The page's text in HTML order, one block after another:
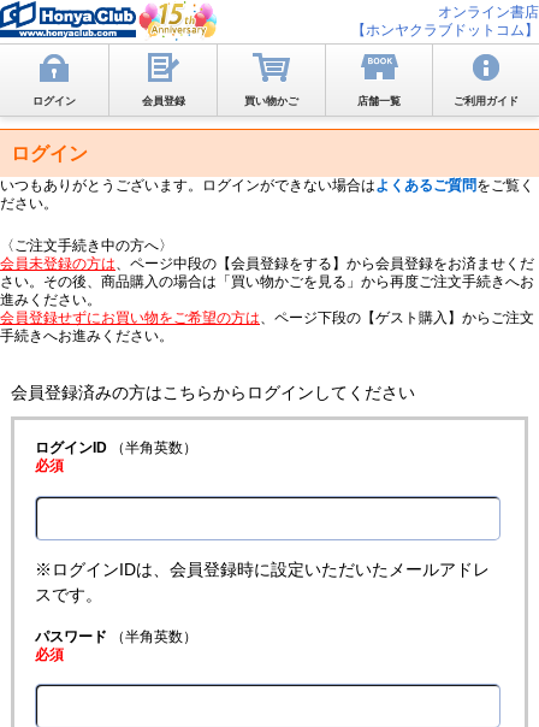
オンライン書店
【ホンヤクラブドットコム】
ログイン 会員登録 買い物かご 店舗一覧 ご利用ガイド
ログイン
いつもありがとうございます。ログインができない場合はよくあるご質問をご覧く
ださい。
〈ご注文手続き中の方へ〉
会員未登録の方は、ページ中段の【会員登録をする】から会員登録をお済ませくだ
さい。その後、商品購入の場合は「買い物かごを見る」から再度ご注文手続きへお
進みください。
会員登録せずにお買い物をご希望の方は、ページ下段の【ゲスト購入】からご注文
手続きへお進みください。
会員登録済みの方はこちらからログインしてください
ログインID（半角英数）
必須
※ログインIDは、会員登録時に設定いただいたメールアドレ
スです。
パスワード （半角英数）
必須